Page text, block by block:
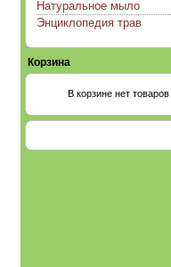
Натуральное мыло
Энциклопедия трав
Корзина
В корзине нет товаров